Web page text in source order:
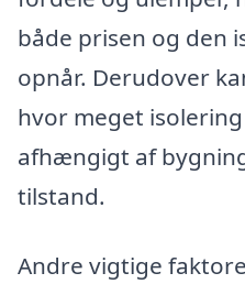
både prisen og den
opnår. Derudover
hvor meget
afhængigt af
tilstand.
Andre vigtige